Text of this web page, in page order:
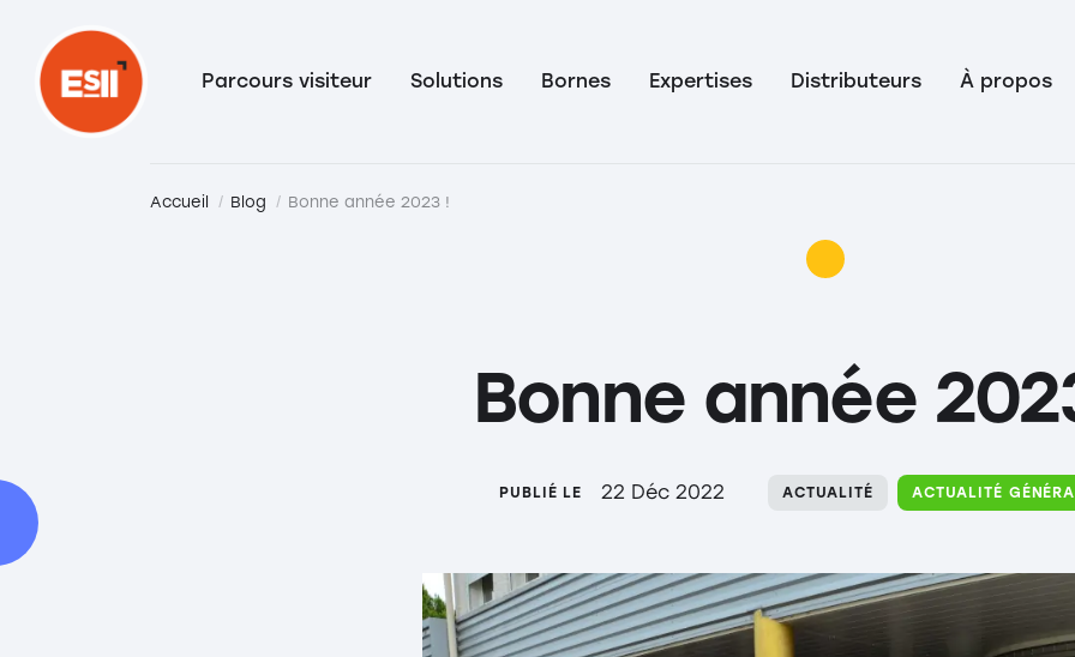
Parcours visiteur Solutions Bornes Expertises Distributeurs À propos
Accueil Blog Bonne année 2023 !
Bonne année
PUBLIÉ LE 22 Déc 2022 ACTUALITÉ ACTUALITÉ